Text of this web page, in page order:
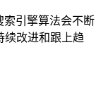
索引擎算法会不断
续改进和跟上趋